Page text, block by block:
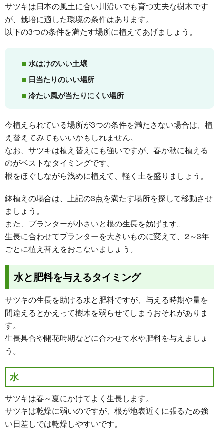
サツキは日本の風土に合い川沿いでも育つ丈夫な樹木です
が、栽培に適した環境の条件はあります。
以下の3つの条件を満たす場所に植えてあげましょう。
水はけのいい土壌
日当たりのいい場所
冷たい風が当たりにくい場所
今植えられている場所が3つの条件を満たさない場合は、植
え替えてみてもいいかもしれません。
なお、サツキは植え替えにも強いですが、春か秋に植える
のがベストなタイミングです。
根をほぐしながら浅めに植えて、軽く土を盛りましょう。
鉢植えの場合は、上記の3点を満たす場所を探して移動させ
ましょう。
また、プランターが小さいと根の生長を妨げます。
生長に合わせてプランターを大きいものに変えて、2～3年
ごとに植え替えをおこないましょう。
水と肥料を与えるタイミング
サツキの生長を助ける水と肥料ですが、与える時期や量を
間違えるとかえって樹木を弱らせてしまうおそれがありま
す。
生長具合や開花時期などに合わせて水や肥料を与えましょ
う。
水
サツキは春～夏にかけてよく生長します。
サツキは乾燥に弱いのですが、根が地表近くに張るため強
い日差しでは乾燥しやすいです。